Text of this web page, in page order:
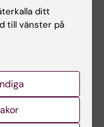
ditt
till vänster på